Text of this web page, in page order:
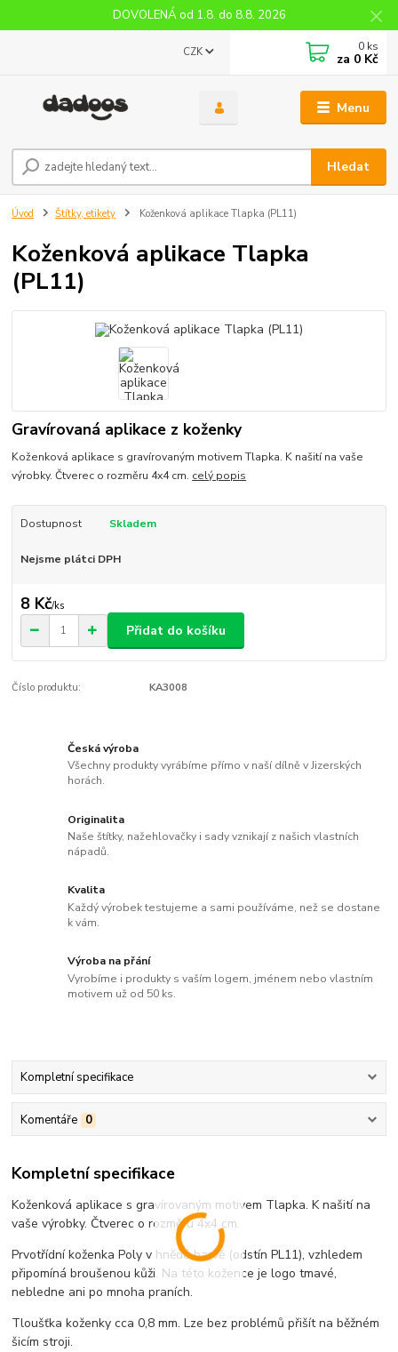
DOVOLENÁ od 1.8. do 8.8. 2026
Menu
CZK
Hledat
0 ks
za 0 Kč
Úvod Štítky, etikety Koženková aplikace Tlapka (PL11)
Koženková aplikace Tlapka
(PL11)
Gravírovaná aplikace z koženky
Koženková aplikace s gravírovaným motivem Tlapka. K našití na vaše
výrobky. Čtverec o rozměru 4x4 cm. celý popis
Dostupnost Skladem
Nejsme plátci DPH
8 Kč/ks
Přidat do košíku
Číslo produktu: KA3008
Česká výroba
Všechny produkty vyrábíme přímo v naší dílně v Jizerských
horách.
Originalita
Naše štítky, nažehlovačky i sady vznikají z našich vlastních
nápadů.
Kvalita
Každý výrobek testujeme a sami používáme, než se dostane
k vám.
Výroba na přání
Vyrobíme i produkty s vaším logem, jménem nebo vlastním
motivem už od 50 ks.
Kompletní specifikace
Komentáře 0
Kompletní specifikace
Koženková aplikace s gravírovaným motivem Tlapka. K našití na
vaše výrobky. Čtverec o rozměru 4x4 cm.
Prvotřídní koženka Poly v hnědé barvě (odstín PL11), vzhledem
připomíná broušenou kůži. Na této kožence je logo tmavé,
nebledne ani po mnoha praních.
Tloušťka koženky cca 0,8 mm. Lze bez problémů přišít na běžném
šicím stroji.